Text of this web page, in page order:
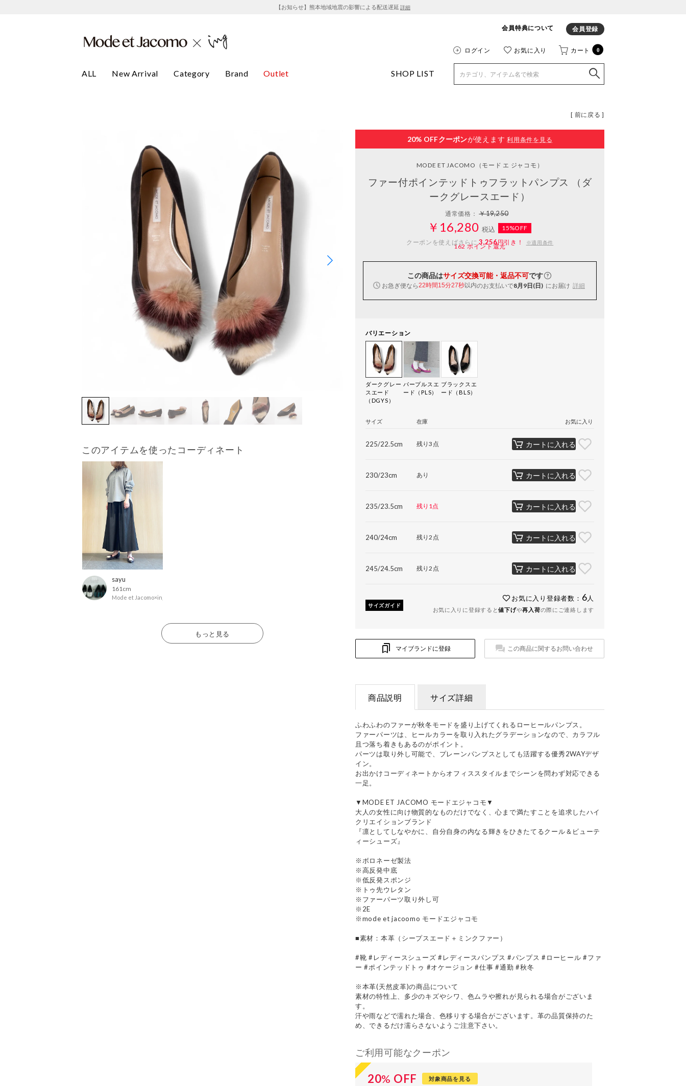
【お知らせ】熊本地域地震の影響による配送遅延 詳細
会員特典について 会員登録
ログイン お気に入り カート 0
ALL New Arrival Category Brand Outlet SHOP LIST
[ 前に戻る ]
このアイテムを使ったコーディネート
sayu
161cm
Mode et Jacomo×ing
もっと見る
20% OFFクーポンが使えます 利用条件を見る
MODE ET JACOMO （モード エ ジャコモ）
ファー付ポインテッドトゥフラットパンプス （ダ
ークグレースエード）
通常価格：￥19,250
￥16,280 税込
15%OFF
クーポンを使えばさらに3,256円引き！ ※適用条件
162ポイント還元
この商品はサイズ交換可能・返品不可です
お急ぎ便なら22時間15分26秒以内のお支払いで8月9日(日) にお届け 詳細
バリエーション
ダークグレー
スエード
（DGYS）
パープルスエ
ード（PLS）
ブラックスエ
ード（BLS）
サイズ 在庫 お気に入り
225/22.5cm 残り3点 カートに入れる
230/23cm あり カートに入れる
235/23.5cm 残り1点 カートに入れる
240/24cm 残り2点 カートに入れる
245/24.5cm 残り2点 カートに入れる
サイズガイド
お気に入り登録者数： 6 人
お気に入りに登録すると値下げや再入荷の際にご連絡します
マイブランドに登録 この商品に関するお問い合わせ
商品説明 サイズ詳細
ふわふわのファーが秋冬モードを盛り上げてくれるローヒールパンプス。
ファーパーツは、ヒールカラーを取り入れたグラデーションなので、カラフル
且つ落ち着きもあるのがポイント。
パーツは取り外し可能で、プレーンパンプスとしても活躍する優秀2WAYデザ
イン。
お出かけコーディネートからオフィススタイルまでシーンを問わず対応できる
一足。
▼MODE ET JACOMO モードエジャコモ▼
大人の女性に向け物質的なものだけでなく、心まで満たすことを追求したハイ
クリエイションブランド
『凛としてしなやかに、自分自身の内なる輝きをひきたてるクール＆ビューテ
ィーシューズ』
※ボロネーゼ製法
※高反発中底
※低反発スポンジ
※トゥ先ウレタン
※ファーパーツ取り外し可
※2E
※mode et jacoomo モードエジャコモ
■素材：本革（シープスエード＋ミンクファー）
#靴 #レディースシューズ #レディースパンプス #パンプス #ローヒール #ファ
ー #ポインテッドトゥ #オケージョン #仕事 #通勤 #秋冬
※本革(天然皮革)の商品について
素材の特性上、多少のキズやシワ、色ムラや擦れが見られる場合がございま
す。
汗や雨などで濡れた場合、色移りする場合がございます。革の品質保持のた
め、できるだけ濡らさないようご注意下さい。
ご利用可能なクーポン
20% OFF 対象商品を見る